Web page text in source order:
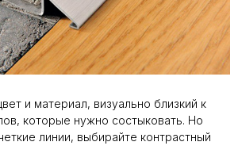
и материал, визуально близкий к
которые нужно состыковать. Но
линии, выбирайте контрастный